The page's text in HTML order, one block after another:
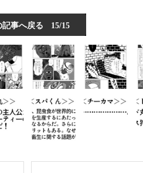
記事へ戻る 15/15